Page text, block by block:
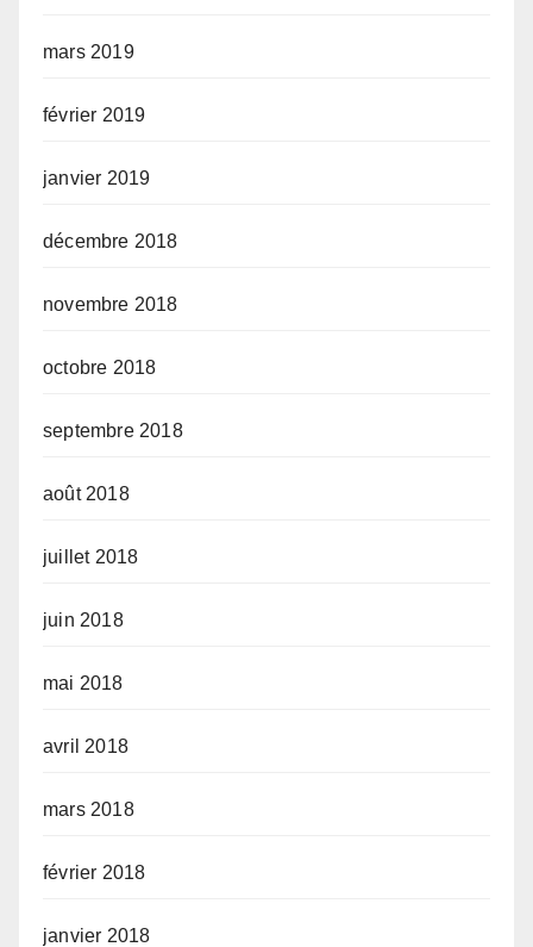
mars 2019
février 2019
janvier 2019
décembre 2018
novembre 2018
octobre 2018
septembre 2018
août 2018
juillet 2018
juin 2018
mai 2018
avril 2018
mars 2018
février 2018
janvier 2018